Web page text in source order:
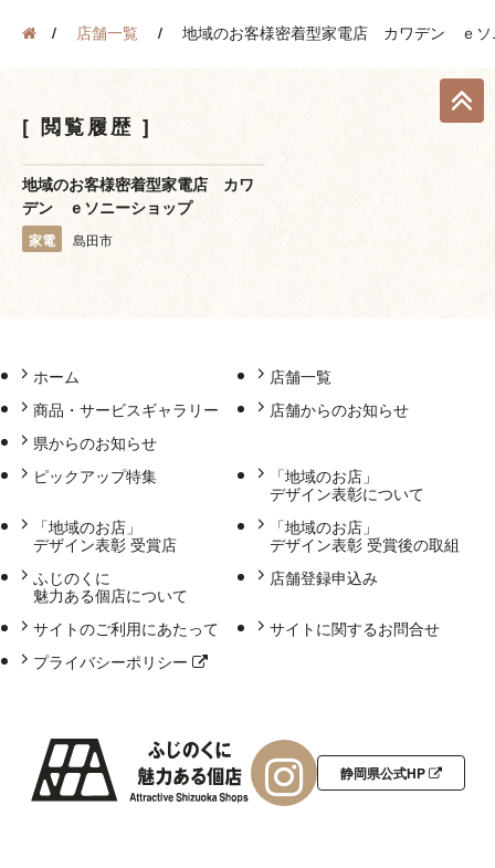
店舗一覧 地域のお客様密着型家電店 カワデン ｅソ
閲覧履歴
地域のお客様密着型家電店 カワ
デン ｅソニーショップ
家電 島田市
ホーム
店舗一覧
商品・サービスギャラリー
店舗からのお知らせ
県からのお知らせ
ピックアップ特集
「地域のお店」
デザイン表彰について
「地域のお店」
デザイン表彰 受賞店
「地域のお店」
デザイン表彰 受賞後の取組
ふじのくに
魅力ある個店について
店舗登録申込み
サイトのご利用にあたって
サイトに関するお問合せ
プライバシーポリシー
静岡県公式HP